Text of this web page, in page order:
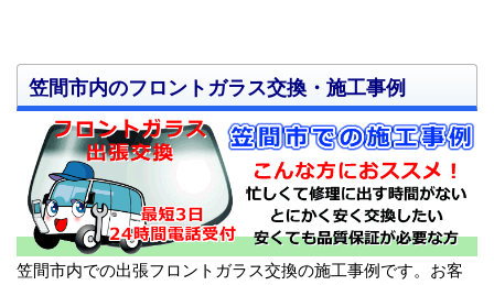
笠間市内のフロントガラス交換・施工事例
笠間市内での出張フロントガラス交換の施工事例です。お客